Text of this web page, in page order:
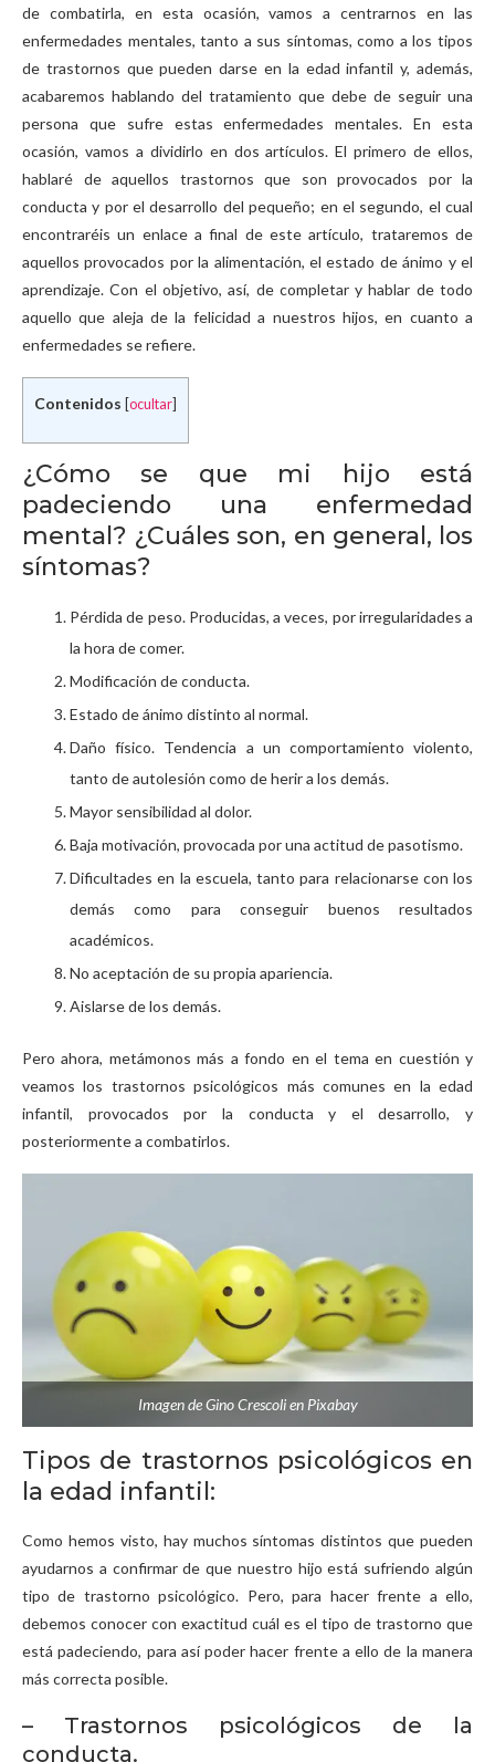
de combatirla, en esta ocasión, vamos a centrarnos en las
enfermedades mentales, tanto a sus síntomas, como a los tipos
de trastornos que pueden darse en la edad infantil y, además,
acabaremos hablando del tratamiento que debe de seguir una
persona que sufre estas enfermedades mentales. En esta
ocasión, vamos a dividirlo en dos artículos. El primero de ellos,
hablaré de aquellos trastornos que son provocados por la
conducta y por el desarrollo del pequeño; en el segundo, el cual
encontraréis un enlace a final de este artículo, trataremos de
aquellos provocados por la alimentación, el estado de ánimo y el
aprendizaje. Con el objetivo, así, de completar y hablar de todo
aquello que aleja de la felicidad a nuestros hijos, en cuanto a
enfermedades se refiere.
Contenidos ocultar
¿Cómo se que mi hijo está
padeciendo una enfermedad
mental? ¿Cuáles son, en general, los
síntomas?
Pérdida de peso. Producidas, a veces, por irregularidades a
la hora de comer.
Modificación de conducta.
Estado de ánimo distinto al normal.
Daño físico. Tendencia a un comportamiento violento,
tanto de autolesión como de herir a los demás.
Mayor sensibilidad al dolor.
Baja motivación, provocada por una actitud de pasotismo.
Dificultades en la escuela, tanto para relacionarse con los
demás como para conseguir buenos resultados
académicos.
No aceptación de su propia apariencia.
Aislarse de los demás.
Pero ahora, metámonos más a fondo en el tema en cuestión y
veamos los trastornos psicológicos más comunes en la edad
infantil, provocados por la conducta y el desarrollo, y
posteriormente a combatirlos.
Imagen de Gino Crescoli en Pixabay
Tipos de trastornos psicológicos en
la edad infantil:
Como hemos visto, hay muchos síntomas distintos que pueden
ayudarnos a confirmar de que nuestro hijo está sufriendo algún
tipo de trastorno psicológico. Pero, para hacer frente a ello,
debemos conocer con exactitud cuál es el tipo de trastorno que
está padeciendo, para así poder hacer frente a ello de la manera
más correcta posible.
– Trastornos psicológicos de la
conducta.